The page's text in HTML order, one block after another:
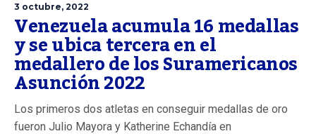
3 octubre, 2022
Venezuela acumula 16 medallas
y se ubica tercera en el
medallero de los Suramericanos
Asunción 2022
Los primeros dos atletas en conseguir medallas de oro
fueron Julio Mayora y Katherine Echandía en